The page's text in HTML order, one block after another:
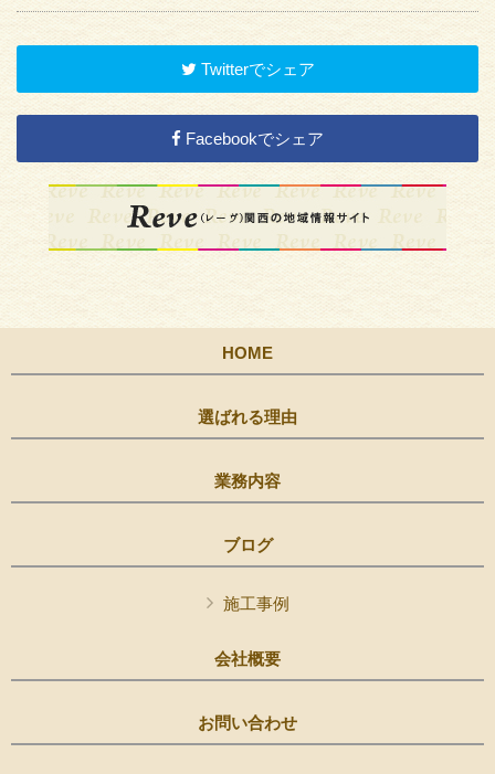
Twitterでシェア
Facebookでシェア
HOME
選ばれる理由
業務内容
ブログ
施工事例
会社概要
お問い合わせ